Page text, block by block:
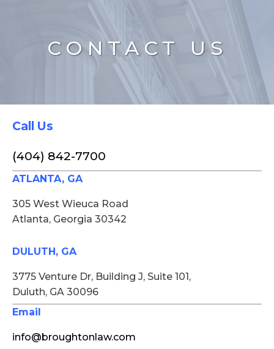
CONTACT US
Call Us
(404) 842-7700
ATLANTA, GA
305 West Wieuca Road
Atlanta, Georgia 30342
DULUTH, GA
3775 Venture Dr, Building J, Suite 101,
Duluth, GA 30096
Email
info@broughtonlaw.com